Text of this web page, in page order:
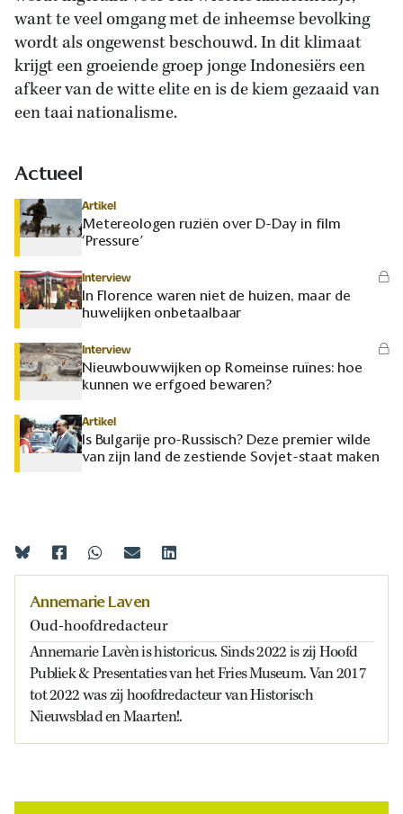
want te veel omgang met de inheemse bevolking
wordt als ongewenst beschouwd. In dit klimaat
krijgt een groeiende groep jonge Indonesiërs een
afkeer van de witte elite en is de kiem gezaaid van
een taai nationalisme.
Actueel
Artikel
Metereologen ruziën over D-Day in film
‘Pressure’
Interview
In Florence waren niet de huizen, maar de
huwelijken onbetaalbaar
Interview
Nieuwbouwwijken op Romeinse ruïnes: hoe
kunnen we erfgoed bewaren?
Artikel
Is Bulgarije pro-Russisch? Deze premier wilde
van zijn land de zestiende Sovjet-staat maken
Annemarie Laven
Oud-hoofdredacteur
Annemarie Lavèn is historicus. Sinds 2022 is zij Hoofd
Publiek & Presentaties van het Fries Museum. Van 2017
tot 2022 was zij hoofdredacteur van Historisch
Nieuwsblad en Maarten!.